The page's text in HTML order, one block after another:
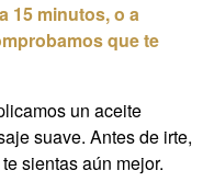
15 minutos, o a
que te
un aceite
suave. Antes de irte,
sientas aún mejor.